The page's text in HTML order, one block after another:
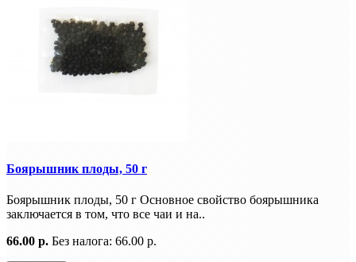
Боярышник плоды, 50 г
Боярышник плоды, 50 г Основное свойство боярышника
заключается в том, что все чаи и на..
66.00 р. Без налога: 66.00 р.